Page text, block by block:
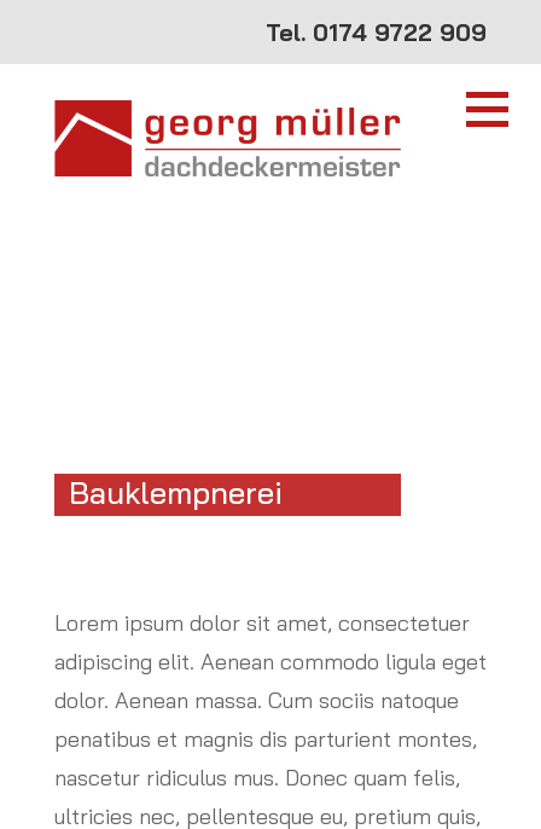
Tel. 0174 9722 909
Bauklempnerei
Lorem ipsum dolor sit amet, consectetuer
adipiscing elit. Aenean commodo ligula eget
dolor. Aenean massa. Cum sociis natoque
penatibus et magnis dis parturient montes,
nascetur ridiculus mus. Donec quam felis,
ultricies nec, pellentesque eu, pretium quis,